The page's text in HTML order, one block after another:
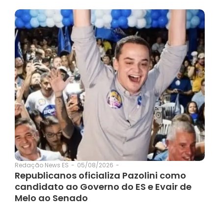
Redação News ES - 05/08/2026 -
Republicanos oficializa Pazolini como
candidato ao Governo do ES e Evair de
Melo ao Senado